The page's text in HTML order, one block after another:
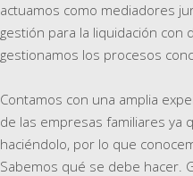
actuamos como mediadores
gestión para la liquidación con
gestionamos los procesos
Contamos con una amplia
de las empresas familiares ya
haciéndolo, por lo que
Sabemos qué se debe hacer.